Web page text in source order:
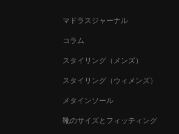
マドラスジャーナル
コラム
スタイリング（メンズ）
スタイリング（ウィメンズ）
メタインソール
靴のサイズとフィッティング